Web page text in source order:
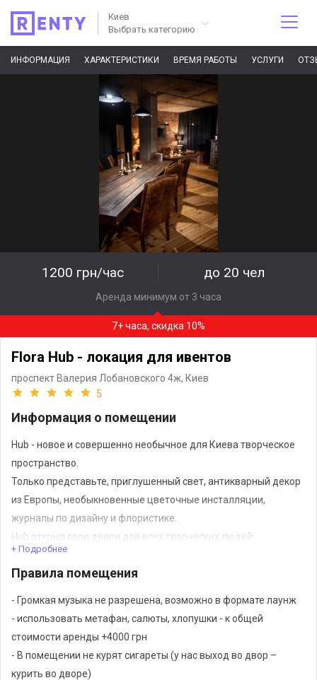
Киев
Выбрать категорию
ИНФОРМАЦИЯ ХАРАКТЕРИСТИКИ ВРЕМЯ РАБОТЫ УСЛУГИ
1200 грн/час до 20 чел
Аренда минимум от 3 часа
7+ часа, скидка 10%
Flora Hub - локация для ивентов
проспект Валерия Лобановского 4ж, Киев
5
Информация о помещении
Hub - новое и совершенно необычное для Киева творческое
пространство.
Только представьте, приглушенный свет, антикварный декор
из Европы, необыкновенные цветочные инсталляции,
журналы по дизайну и флористике.
Hub открыл свои двери для всех творческих людей.
Здесь вы можете спрятаться от шума города и:
- организовать мероприятие (день рождение, свадьба,
+ Подробнее
Правила помещения
- Громкая музыка не разрешена, возможно в формате лаунж
- использовать метафан, салюты, хлопушки - к общей
стоимости аренды +4000 грн
- В помещении не курят сигареты (у нас выход во двор –
курить во дворе)